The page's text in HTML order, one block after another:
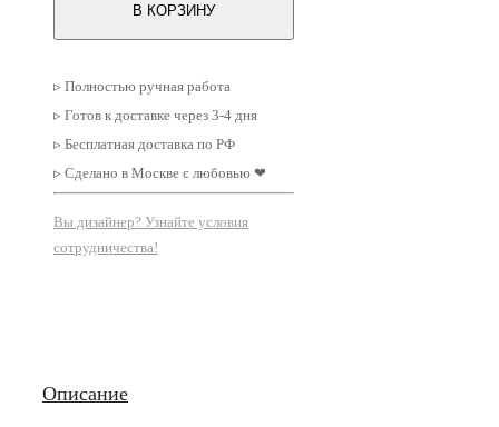
в
рамках
В КОРЗИНУ
▹ Полностью ручная работа
▹ Готов к доставке через 3-4 дня
▹ Бесплатная доставка по РФ
▹ Сделано в Москве с любовью ❤
Вы дизайнер? Узнайте условия
сотрудничества!
Описание